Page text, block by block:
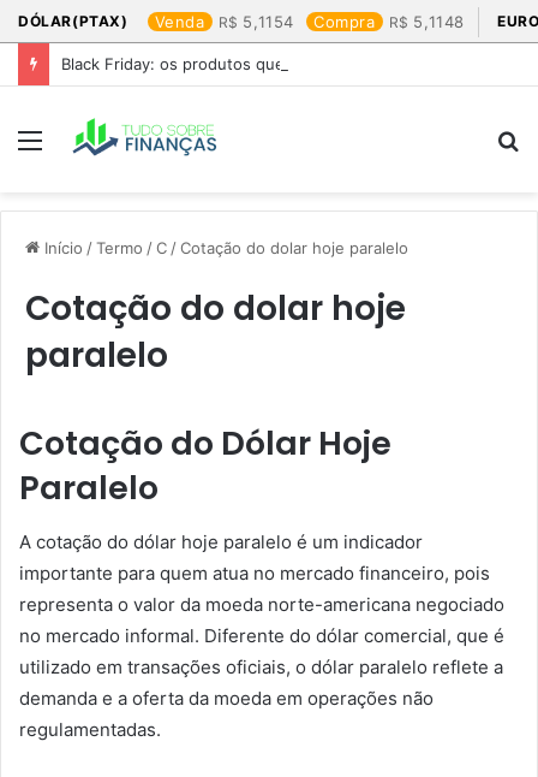
DÓLAR(PTAX) Venda 5,1154 Compra 5,1148
Black Friday: os produtos que mais valem a pena
Menu
Início /Termo /C /Cotação do dolar hoje paralelo​
Cotação do dolar hoje
paralelo​
Cotação do Dólar Hoje
Paralelo
A cotação do dólar hoje paralelo é um indicador
importante para quem atua no mercado financeiro, pois
representa o valor da moeda norte-americana negociado
no mercado informal. Diferente do dólar comercial, que é
utilizado em transações oficiais, o dólar paralelo reflete a
demanda e a oferta da moeda em operações não
regulamentadas.